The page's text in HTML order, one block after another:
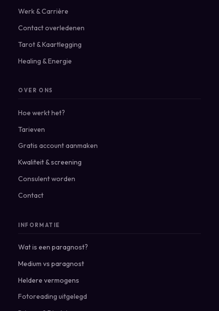
Werk & Carrière
Contact overledenen
Tarot & Kaartlegging
Healing & Energie
OVER ONS
Hoe werkt het?
Tarieven
Gratis account aanmaken
Kwaliteit & screening
Consulent worden
Contact
INFORMATIE
Wat is een paragnost?
Medium vs paragnost
Heldere vermogens
Fotoreading uitgelegd